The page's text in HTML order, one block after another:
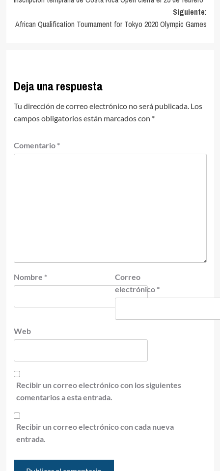
de
entradas
Siguiente:
African Qualification Tournament for Tokyo 2020 Olympic Games
Deja una respuesta
Tu dirección de correo electrónico no será publicada. Los
campos obligatorios están marcados con *
Comentario *
Nombre *
Correo
electrónico *
Web
Recibir un correo electrónico con los siguientes
comentarios a esta entrada.
Recibir un correo electrónico con cada nueva
entrada.